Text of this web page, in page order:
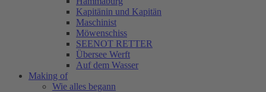
Kapitänin und Kapitän
Maschinist
Möwenschiss
SEENOT RETTER
Übersee Werft
Auf dem Wasser
Making of
Wie alles begann